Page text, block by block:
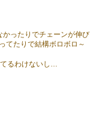
かったりでチェーンが伸び
てたりで結構ボロボロ～
るわけないし…